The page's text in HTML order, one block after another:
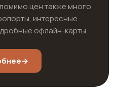
цен также много
интересные
офлайн-карты
→